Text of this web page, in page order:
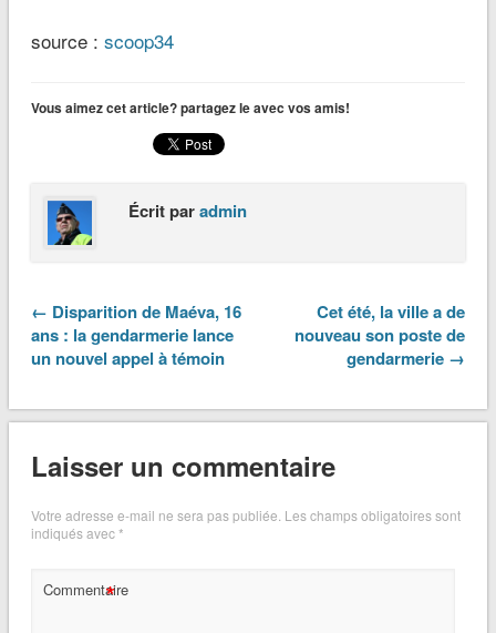
source : scoop34
Vous aimez cet article? partagez le avec vos amis!
Écrit paradmin
← Disparition de Maéva, 16
ans : la gendarmerie lance
un nouvel appel à témoin
Cet été, la ville a de
nouveau son poste de
gendarmerie →
Laisser un commentaire
Votre adresse e-mail ne sera pas publiée. Les champs obligatoires sont
indiqués avec*
Commentaire
*